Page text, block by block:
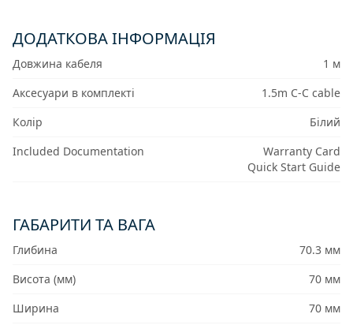
ДОДАТКОВА ІНФОРМАЦІЯ
Довжина кабеля
1 м
Аксесуари в комплекті
1.5m C-C cable
Колір
Білий
Included Documentation
Warranty Card
Quick Start Guide
ГАБАРИТИ ТА ВАГА
Глибина
70.3 мм
Висота (мм)
70 мм
Ширина
70 мм